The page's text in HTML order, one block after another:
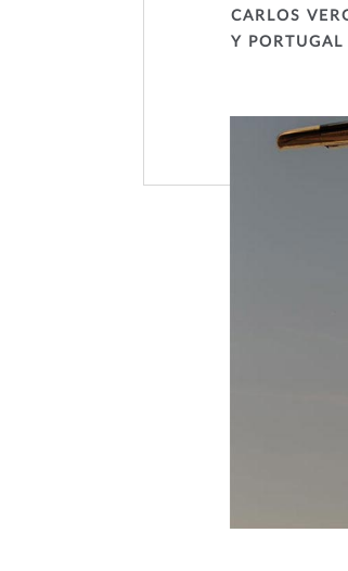
CARLOS
Y PORTUGAL